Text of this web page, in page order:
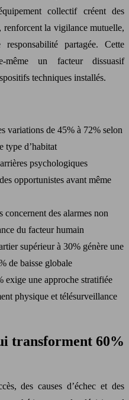
collectif créent des
renforcent la vigilance mutuelle,
partagée. Cette
même un facteur dissuasif
techniques installés.
variations de 45% à 72% selon
type d’habitat
psychologiques
opportunistes avant même
concernent des alarmes non
du facteur humain
supérieur à 30% génère une
de baisse globale
exige une approche stratifiée
physique et télésurveillance
transforment 60%
des causes d’échec et des